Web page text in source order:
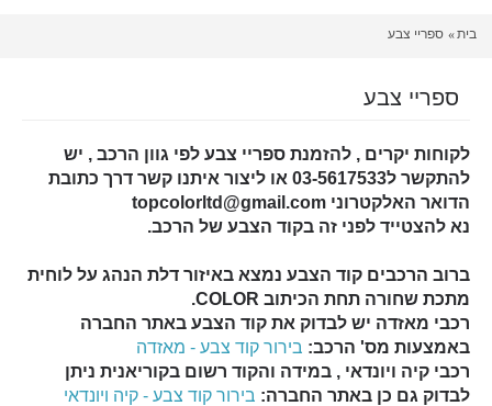
בית ספריי צבע
ספריי צבע
לקוחות יקרים , להזמנת ספריי צבע לפי גוון הרכב , יש
להתקשר ל03-5617533 או ליצור איתנו קשר דרך כתובת
הדואר האלקטרוני topcolorltd@gmail.com
נא להצטייד לפני זה בקוד הצבע של הרכב.
ברוב הרכבים קוד הצבע נמצא באיזור דלת הנהג על לוחית
מתכת שחורה תחת הכיתוב COLOR.
רכבי מאזדה יש לבדוק את קוד הצבע באתר החברה
באמצעות מס' הרכב: בירור קוד צבע - מאזדה
רכבי קיה ויונדאי , במידה והקוד רשום בקוריאנית ניתן
לבדוק גם כן באתר החברה: בירור קוד צבע - קיה ויונדאי